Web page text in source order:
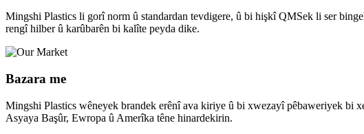
Mingshi Plastics li gorî norm û standardan tevdigere, û bi hişkî QMSek li ser
rengî hilber û karûbarên bi kalîte peyda dike.
Bazara me
Mingshi Plastics wêneyek brandek erênî ava kiriye û bi xwezayî pêbaweriyek bi
Asyaya Başûr, Ewropa û Amerîka têne hinardekirin.